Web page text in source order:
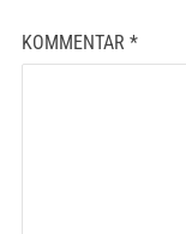
KOMMENTAR *